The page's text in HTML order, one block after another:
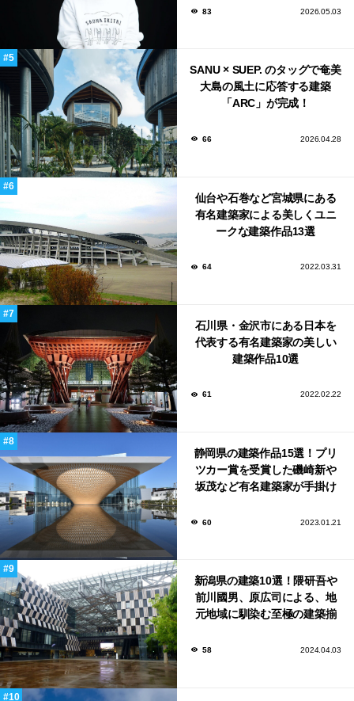
83 2026.05.03
SANU × SUEP. のタッグで奄美
大島の風土に応答する建築
「ARC」が完成！
66 2026.04.28
仙台や石巻など宮城県にある
有名建築家による美しくユニ
ークな建築作品13選
64 2022.03.31
石川県・金沢市にある日本を
代表する有名建築家の美しい
建築作品10選
61 2022.02.22
静岡県の建築作品15選！プリ
ツカー賞を受賞した磯崎新や
坂茂など有名建築家が手掛け
60 2023.01.21
新潟県の建築10選！隈研吾や
前川國男、原広司による、地
元地域に馴染む至極の建築揃
58 2024.04.03